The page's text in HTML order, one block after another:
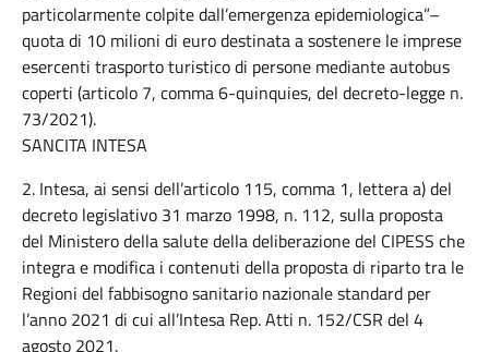
particolarmente colpite dall’emergenza epidemiologica”–
quota di 10 milioni di euro destinata a sostenere le imprese
esercenti trasporto turistico di persone mediante autobus
coperti (articolo 7, comma 6-quinquies, del decreto-legge n.
73/2021).
SANCITA INTESA
2. Intesa, ai sensi dell’articolo 115, comma 1, lettera a) del
decreto legislativo 31 marzo 1998, n. 112, sulla proposta
del Ministero della salute della deliberazione del CIPESS che
integra e modifica i contenuti della proposta di riparto tra le
Regioni del fabbisogno sanitario nazionale standard per
l’anno 2021 di cui all’Intesa Rep. Atti n. 152/CSR del 4
agosto 2021.